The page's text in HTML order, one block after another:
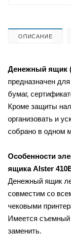
ОПИСАНИЕ
Денежный ящик
предназначен
бумаг,
Кроме защиты
организовать и
собрано в одном
Особенности
ящикаAlster
Денежный ящик
совместим со
чековыми
Имеется
заменить.